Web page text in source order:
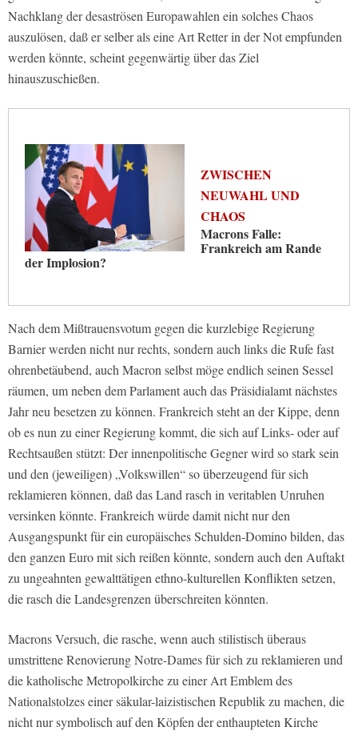
Nachklang der desaströsen Europawahlen ein solches Chaos
auszulösen, daß er selber als eine Art Retter in der Not empfunden
werden könnte, scheint gegenwärtig über das Ziel
hinauszuschießen.
ZWISCHEN
NEUWAHL UND
CHAOS
Macrons Falle:
Frankreich am Rande
der Implosion?
Nach dem Mißtrauensvotum gegen die kurzlebige Regierung
Barnier werden nicht nur rechts, sondern auch links die Rufe fast
ohrenbetäubend, auch Macron selbst möge endlich seinen Sessel
räumen, um neben dem Parlament auch das Präsidialamt nächstes
Jahr neu besetzen zu können. Frankreich steht an der Kippe, denn
ob es nun zu einer Regierung kommt, die sich auf Links- oder auf
Rechtsaußen stützt: Der innenpolitische Gegner wird so stark sein
und den (jeweiligen) „Volkswillen“ so überzeugend für sich
reklamieren können, daß das Land rasch in veritablen Unruhen
versinken könnte. Frankreich würde damit nicht nur den
Ausgangspunkt für ein europäisches Schulden-Domino bilden, das
den ganzen Euro mit sich reißen könnte, sondern auch den Auftakt
zu ungeahnten gewalttätigen ethno-kulturellen Konflikten setzen,
die rasch die Landesgrenzen überschreiten könnten.
Macrons Versuch, die rasche, wenn auch stilistisch überaus
umstrittene Renovierung Notre-Dames für sich zu reklamieren und
die katholische Metropolkirche zu einer Art Emblem des
Nationalstolzes einer säkular-laizistischen Republik zu machen, die
nicht nur symbolisch auf den Köpfen der enthaupteten Kirche